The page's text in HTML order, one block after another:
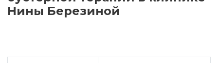
Нины Березиной